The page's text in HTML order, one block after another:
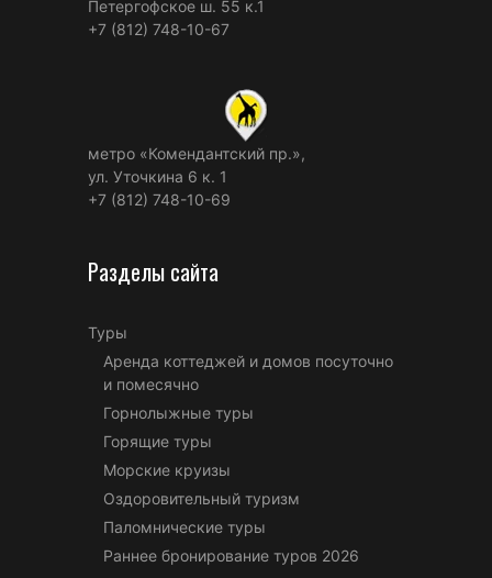
Петергофское ш. 55 к.1
+7 (812) 748-10-67
метро «Комендантский пр.»,
ул. Уточкина 6 к. 1
+7 (812) 748-10-69
Разделы сайта
Туры
Аренда коттеджей и домов посуточно
и помесячно
Горнолыжные туры
Горящие туры
Морские круизы
Оздоровительный туризм
Паломнические туры
Раннее бронирование туров 2026